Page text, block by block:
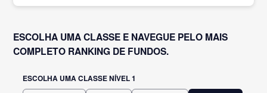
ESCOLHA UMA CLASSE E NAVEGUE PELO MAIS
COMPLETO RANKING DE FUNDOS.
ESCOLHA UMA CLASSE NÍVEL 1